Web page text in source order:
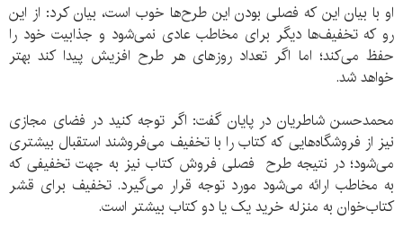
او با بیان این که فصلی بودن این طرح‌ها خوب است، بیان کرد: از این
رو که تخفیف‌ها دیگر برای مخاطب عادی نمی‌شود و جذابیت خود را
حفظ می‌کند؛ اما اگر تعداد روزهای هر طرح افزیش پیدا کند بهتر
خواهد شد.
محمدحسن شاطریان در پایان گفت: اگر توجه کنید در فضای مجازی
نیز از فروشگاه‌هایی که کتاب را با تخفیف می‌فروشند استقبال بیشتری
می‌شود؛ در نتیجه طرح فصلی فروش کتاب نیز به جهت تخفیفی که
به مخاطب ارائه می‌شود مورد توجه قرار می‌گیرد. تخفیف برای قشر
کتاب‌خوان به منزله خرید یک یا دو کتاب بیشتر است.